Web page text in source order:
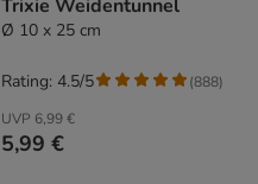
Trixie Weidentunnel
Ø 10 x 25 cm
UVP 6,99 €
5,99 €
Rating: 4.5/5 (888)